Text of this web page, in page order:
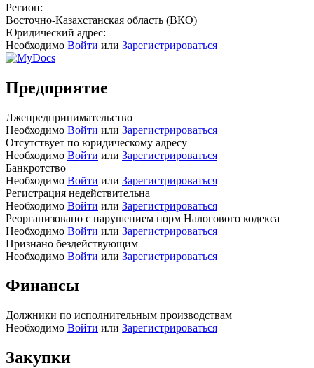
Регион:
Восточно-Казахстанская область (ВКО)
Юридический адрес:
Необходимо Войти или Зарегистрироваться
Предприятие
Лжепредпринимательство
Необходимо Войти или Зарегистрироваться
Отсутствует по юридическому адресу
Необходимо Войти или Зарегистрироваться
Банкротство
Необходимо Войти или Зарегистрироваться
Регистрация недействительна
Необходимо Войти или Зарегистрироваться
Реорганизовано с нарушением норм Налогового кодекса
Необходимо Войти или Зарегистрироваться
Признано бездействующим
Необходимо Войти или Зарегистрироваться
Финансы
Должники по исполнительным производствам
Необходимо Войти или Зарегистрироваться
Закупки